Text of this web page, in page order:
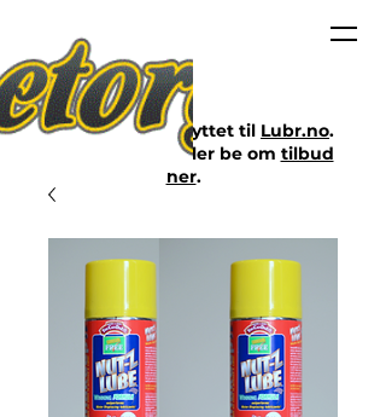
Nettbutikken er flyttet til Lubr.no.
Klikk på lenken eller be om tilbud
her.